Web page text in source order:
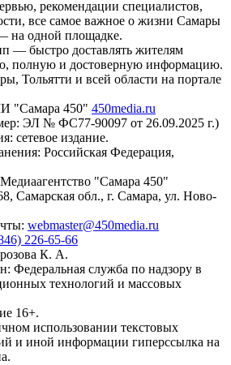
рекомендации специалистов,
все самое важное о жизни Самары
на одной площадке.
— быстро доставлять жителям
полную и достоверную информацию.
Тольятти и всей области на портале
"Самара 450" 450media.ru
ЭЛ № ФС77-90097 от 26.09.2025 г.)
сетевое издание.
Российская Федерация,
"Самара 450"
Самарская обл., г. Самара, ул. Ново-
webmaster@450media.ru
226-65-66
К. А.
Федеральная служба по надзору в
технологий и массовых
16+.
использовании текстовых
и иной информации гиперссылка на